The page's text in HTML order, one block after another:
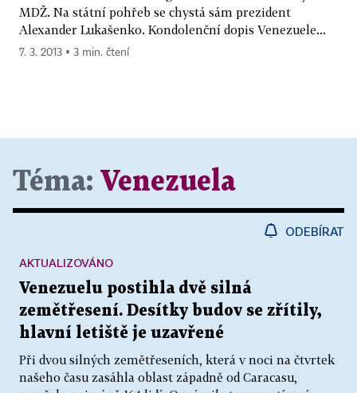
MDŽ. Na státní pohřeb se chystá sám prezident
Alexander Lukašenko. Kondolenční dopis Venezuele...
7. 3. 2013 ▪ 3 min. čtení
Téma: Venezuela
ODEBÍRAT
Venezuelu postihla dvě silná
zemětřesení. Desítky budov se zřítily,
hlavní letiště je uzavřené
Při dvou silných zemětřeseních, která v noci na čtvrtek
našeho času zasáhla oblast západně od Caracasu,
AKTUALIZOVÁNO